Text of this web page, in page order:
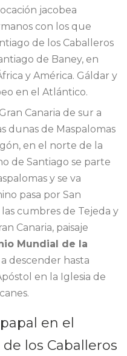
jacobea
con los que
de los Caballeros
de Baney, en
y América. Gáldar y
en el Atlántico.
Canaria de sur a
dunas de Maspalomas
en el norte de la
de Santiago se parte
y se va
pasa por San
cumbres de Tejeda y
Canaria, paisaje
Mundial de la
descender hasta
en la Iglesia de
en el
los Caballeros